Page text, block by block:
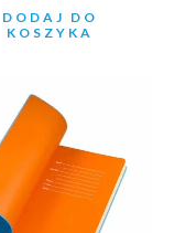
DODAJ DO
KOSZYKA
27.39zł